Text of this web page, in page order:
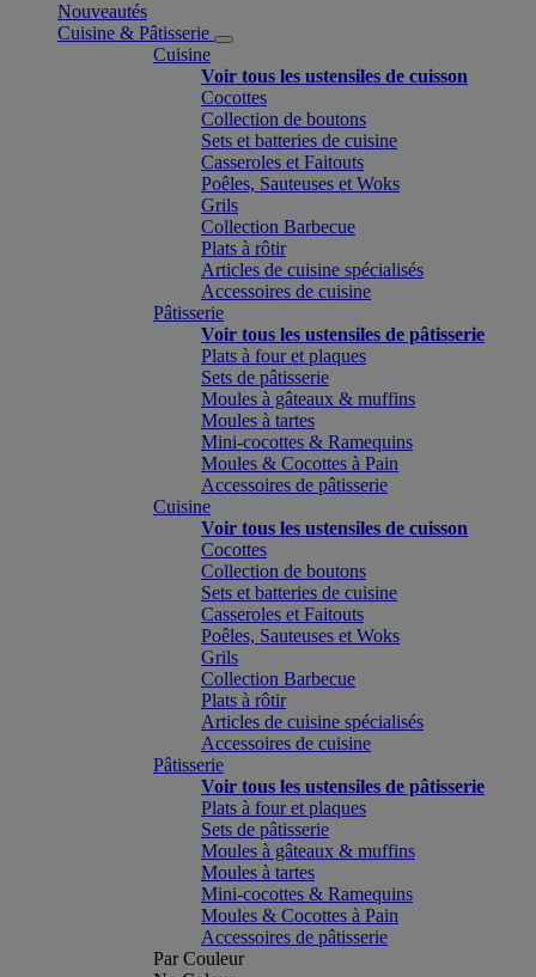
Nouveautés
Cuisine & Pâtisserie
Cuisine
Voir tous les ustensiles de cuisson
Cocottes
Collection de boutons
Sets et batteries de cuisine
Casseroles et Faitouts
Poêles, Sauteuses et Woks
Grils
Collection Barbecue
Plats à rôtir
Articles de cuisine spécialisés
Accessoires de cuisine
Pâtisserie
Voir tous les ustensiles de pâtisserie
Plats à four et plaques
Sets de pâtisserie
Moules à gâteaux & muffins
Moules à tartes
Mini-cocottes & Ramequins
Moules & Cocottes à Pain
Accessoires de pâtisserie
Cuisine
Voir tous les ustensiles de cuisson
Cocottes
Collection de boutons
Sets et batteries de cuisine
Casseroles et Faitouts
Poêles, Sauteuses et Woks
Grils
Collection Barbecue
Plats à rôtir
Articles de cuisine spécialisés
Accessoires de cuisine
Pâtisserie
Voir tous les ustensiles de pâtisserie
Plats à four et plaques
Sets de pâtisserie
Moules à gâteaux & muffins
Moules à tartes
Mini-cocottes & Ramequins
Moules & Cocottes à Pain
Accessoires de pâtisserie
Par Couleur